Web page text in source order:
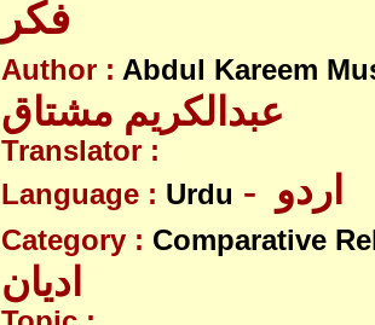
Author : Abdul Kareem
عبدالکریم مشتاق
Translator :
Language : Urdu
Category : Comparative
ادیان